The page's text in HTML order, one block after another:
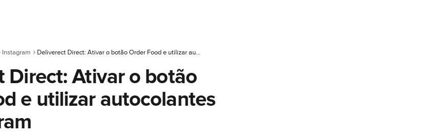
Instagram Deliverect Direct: Ativar o botão Order Food e utilizar autocolantes no Instagram
Direct: Ativar o botão
e utilizar autocolantes